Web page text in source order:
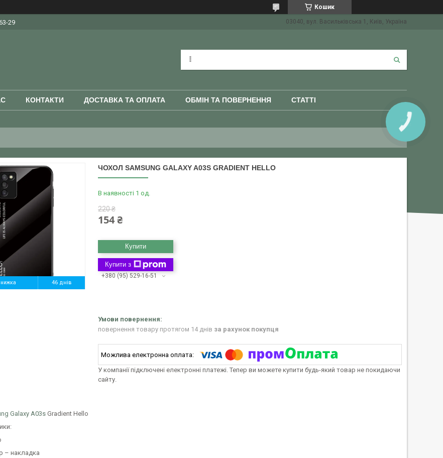
Кошик
29 03040, вул. Васильківська 1, Київ, Україна
КОНТАКТИ ДОСТАВКА ТА ОПЛАТА ОБМІН ТА ПОВЕРНЕННЯ СТАТТІ
46 днів
ЧОХОЛ SAMSUNG GALAXY A03S GRADIENT HELLO
В наявності 1 од.
220 ₴
154 ₴
Купити
Купити з
+380 (95) 529-16-51
повернення товару протягом 14 днів за рахунок покупця
У компанії підключені електронні платежі. Тепер ви можете купити будь-який товар не покидаючи
сайту.
Galaxy A03s Gradient Hello
– накладка
КНОПКА
ЗВ'ЯЗКУ